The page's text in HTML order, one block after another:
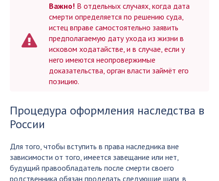
Важно! В отдельных случаях, когда дата
смерти определяется по решению суда,
истец вправе самостоятельно заявить
предполагаемую дату ухода из жизни в
исковом ходатайстве, и в случае, если у
него имеются неопровержимые
доказательства, орган власти займёт его
позицию.
Процедура оформления наследства в
России
Для того, чтобы вступить в права наследника вне
зависимости от того, имеется завещание или нет,
будущий правообладатель после смерти своего
родственника обязан проделать следующие шаги, в